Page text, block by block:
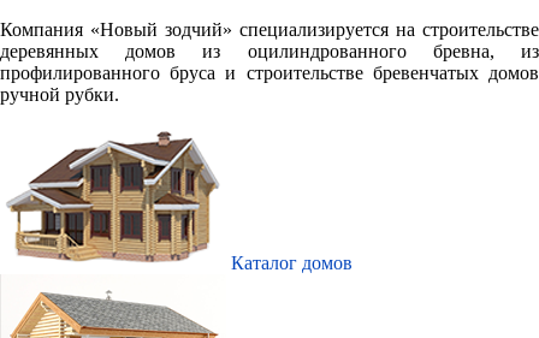
Компания «Новый зодчий» специализируется на строительстве
деревянных домов из оцилиндрованного бревна, из
профилированного бруса и строительстве бревенчатых домов
ручной рубки.
Каталог домов